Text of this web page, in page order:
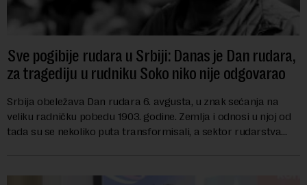
Sve pogibije rudara u Srbiji: Danas je Dan rudara,
za tragediju u rudniku Soko niko nije odgovarao
Srbija obeležava Dan rudara 6. avgusta, u znak sećanja na
veliku radničku pobedu 1903. godine. Zemlja i odnosi u njoj od
tada su se nekoliko puta transformisali, a sektor rudarstva